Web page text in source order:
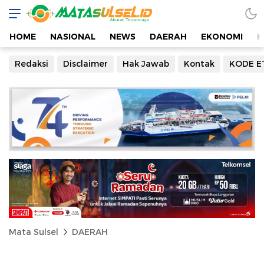
HOME NASIONAL NEWS DAERAH EKONOMI
Redaksi Disclaimer Hak Jawab Kontak KODE
Mata Sulsel DAERAH